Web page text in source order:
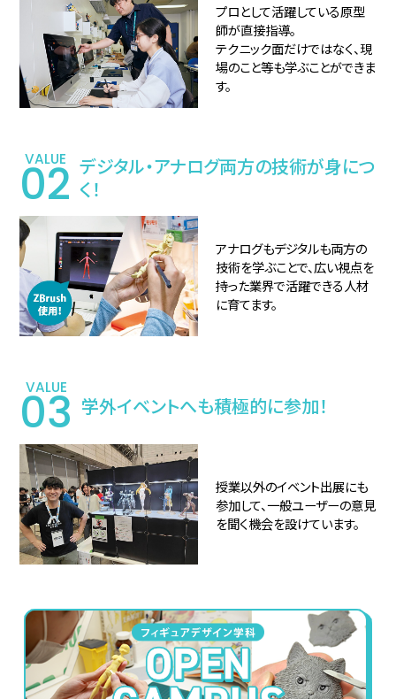
プロとして活躍している原型
師が直接指導。
テクニック面だけではなく、現
場のこと等も学ぶことができま
す。
VALUE
02 デジタル・アナログ両方の技術が身につ
く！
アナログもデジタルも両方の
技術を学ぶことで、広い視点を
持った業界で活躍できる人材
に育てます。
VALUE
03 学外イベントへも積極的に参加！
授業以外のイベント出展にも
参加して、一般ユーザーの意見
を聞く機会を設けています。